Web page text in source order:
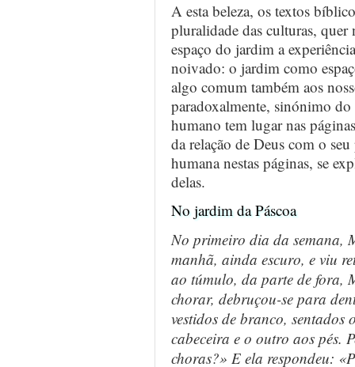
A esta beleza, os textos
pluralidade das culturas,
espaço do jardim a
noivado: o jardim como
algo comum também aos
paradoxalmente, sinónimo
humano tem lugar nas
da relação de Deus com o
humana nestas páginas, se
delas.
No jardim da Páscoa
No primeiro dia da semana,
manhã, ainda escuro, e viu
ao túmulo, da parte de fora,
chorar, debruçou-se para
vestidos de branco, sentados
cabeceira e o outro aos pés.
choras?» E ela respondeu: